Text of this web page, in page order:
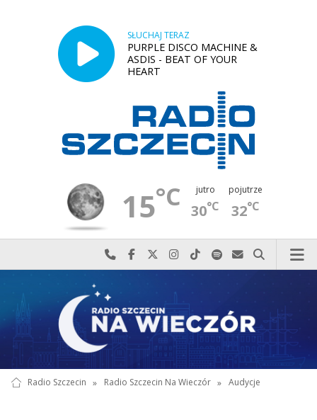
SŁUCHAJ TERAZ
PURPLE DISCO MACHINE &
ASDIS - BEAT OF YOUR
HEART
15°C jutro
30°C
pojutrze
32°C
Najlepiej po prostu do nas zadzwoń
Odwiedź nas na Facebook-u
Odwiedź nas na X
Odwiedź nas na Instagram-ie
Odwiedź nas na TikTok-u
Szukaj nas na Spotify
Wyślij do nas
Szukaj
Radio Szczecin » Radio Szczecin Na Wieczór » Audycje